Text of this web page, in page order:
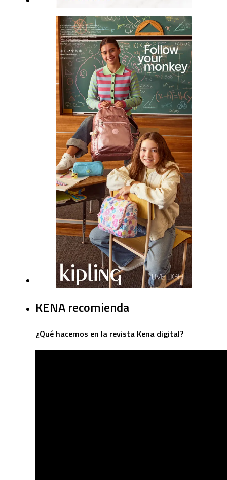
KENA recomienda
¿Qué hacemos en la revista Kena digital?